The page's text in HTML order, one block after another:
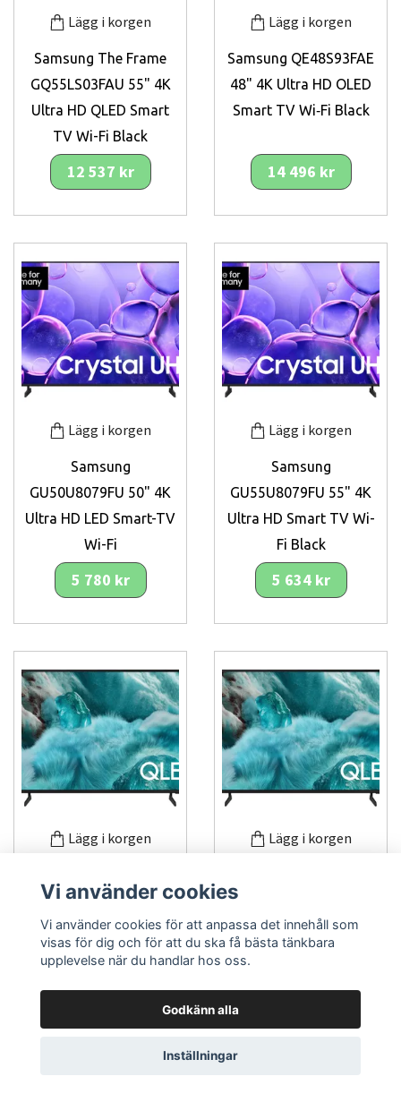
Lägg i korgen
Samsung The Frame
GQ55LS03FAU 55" 4K
Ultra HD QLED Smart
TV Wi-Fi Black
12 537 kr
Lägg i korgen
Samsung QE48S93FAE
48" 4K Ultra HD OLED
Smart TV Wi‑Fi Black
14 496 kr
Lägg i korgen
Samsung
GU50U8079FU 50" 4K
Ultra HD LED Smart-TV
Wi-Fi
5 780 kr
Lägg i korgen
Samsung
GU55U8079FU 55" 4K
Ultra HD Smart TV Wi-
Fi Black
5 634 kr
Lägg i korgen
QE55Q7F3AU 55" 4K
Ultra HD QLED
Quantum Dot Smart TV
Lägg i korgen
QE50Q7F3AU 50" 4K
Ultra HD Smart TV Wi-
Fi Black
Vi använder cookies
Vi använder cookies för att anpassa det innehåll som
visas för dig och för att du ska få bästa tänkbara
upplevelse när du handlar hos oss.
Godkänn alla
Inställningar